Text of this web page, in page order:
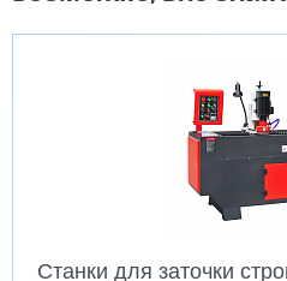
Станки для заточки